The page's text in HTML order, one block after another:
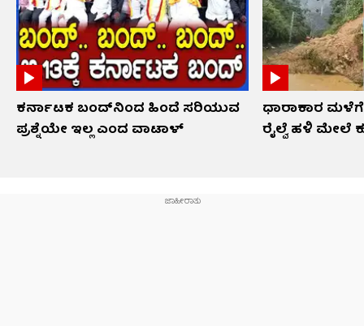
ಕರ್ನಾಟಕ ಬಂದ್​ನಿಂದ ಹಿಂದೆ ಸರಿಯುವ
ಪ್ರಶ್ನೆಯೇ ಇಲ್ಲ ಎಂದ ವಾಟಾಳ್
ಧಾರಾಕಾರ
ರೈಲ್ವೆ ಹಳಿ ಮೇಲೆ